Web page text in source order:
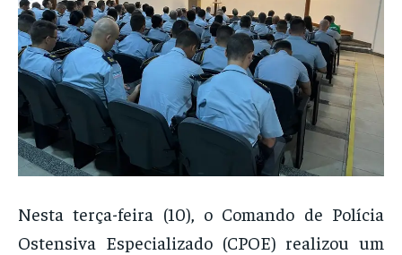
Nesta terça-feira (10), o Comando de Polícia
Ostensiva Especializado (CPOE) realizou um